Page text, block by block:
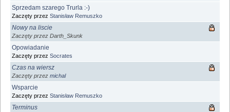
Sprzedam szarego Trurla :-)
Zaczęty przez Stanisław Remuszko
Nowy na liscie
Zaczęty przez Darth_Skunk
Opowiadanie
Zaczęty przez Socrates
Czas na wiersz
Zaczęty przez michal
Wsparcie
Zaczęty przez Stanisław Remuszko
Terminus